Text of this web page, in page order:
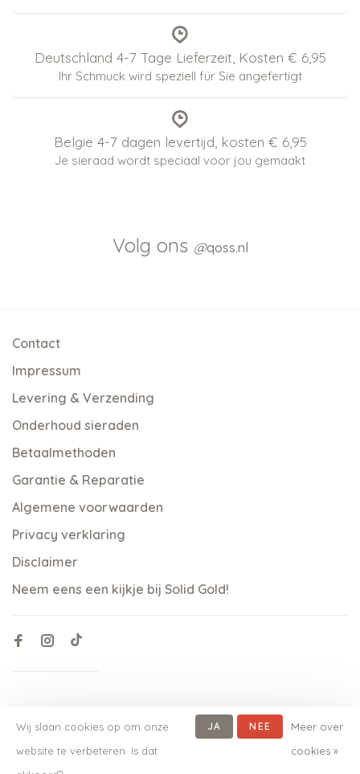
Deutschland 4-7 Tage Lieferzeit, Kosten € 6,95
Ihr Schmuck wird speziell für Sie angefertigt
België 4-7 dagen levertijd, kosten € 6,95
Je sieraad wordt speciaal voor jou gemaakt
Volg ons @qoss.nl
Contact
Impressum
Levering & Verzending
Onderhoud sieraden
Betaalmethoden
Garantie & Reparatie
Algemene voorwaarden
Privacy verklaring
Disclaimer
Neem eens een kijkje bij Solid Gold!
© Copyright 2026 qoss.nl -
Wij slaan cookies op om onze
website te verbeteren. Is dat
JA NEE
Meer over
cookies »